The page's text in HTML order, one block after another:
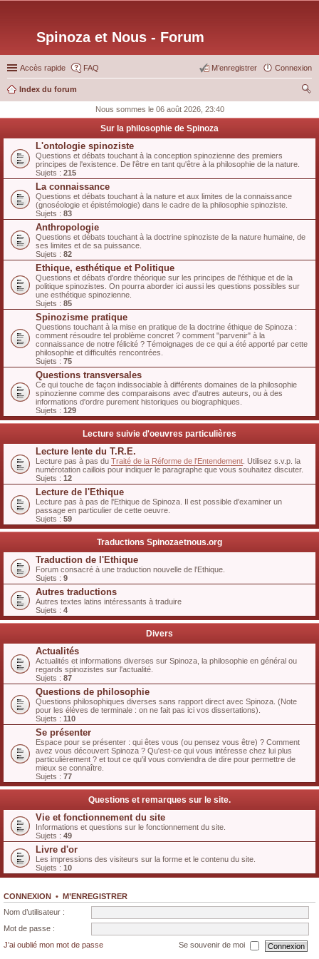
Spinoza et Nous - Forum
Accès rapide FAQ Connexion
M’enregistrer
Index du forum
ch
Nous sommes le 06 août 2026, 23:40
Sur la philosophie de Spinoza
L'ontologie spinoziste
Questions et débats touchant à la conception spinozienne des premiers
principes de l'existence. De l'être en tant qu'être à la philosophie de la nature.
Sujets : 215
La connaissance
Questions et débats touchant à la nature et aux limites de la connaissance
(gnoséologie et épistémologie) dans le cadre de la philosophie spinoziste.
Sujets : 83
Anthropologie
Questions et débats touchant à la doctrine spinoziste de la nature humaine, de
ses limites et de sa puissance.
Sujets : 82
Ethique, esthétique et Politique
Questions et débats d'ordre théorique sur les principes de l'éthique et de la
politique spinozistes. On pourra aborder ici aussi les questions possibles sur
une esthétique spinozienne.
Sujets : 85
Spinozisme pratique
Questions touchant à la mise en pratique de la doctrine éthique de Spinoza :
comment résoudre tel problème concret ? comment "parvenir" à la
connaissance de notre félicité ? Témoignages de ce qui a été apporté par cette
philosophie et difficultés rencontrées.
Sujets : 75
Questions transversales
Ce qui touche de façon indissociable à différents domaines de la philosophie
spinozienne comme des comparaisons avec d'autres auteurs, ou à des
informations d'ordre purement historiques ou biographiques.
Sujets : 129
Lecture suivie d'oeuvres particulières
Lecture lente du T.R.E.
Lecture pas à pas du Traité de la Réforme de l'Entendement . Utilisez s.v.p. la
numérotation caillois pour indiquer le paragraphe que vous souhaitez discuter.
Sujets : 12
Lecture de l'Ethique
Lecture pas à pas de l'Ethique de Spinoza. Il est possible d'examiner un
passage en particulier de cette oeuvre.
Sujets : 59
Traductions Spinozaetnous.org
Traduction de l'Ethique
Forum consacré à une traduction nouvelle de l'Ethique.
Sujets : 9
Autres traductions
Autres textes latins intéressants à traduire
Sujets : 4
Divers
Actualités
Actualités et informations diverses sur Spinoza, la philosophie en général ou
regards spinozistes sur l'actualité.
Sujets : 87
Questions de philosophie
Questions philosophiques diverses sans rapport direct avec Spinoza. (Note
pour les élèves de terminale : on ne fait pas ici vos dissertations).
Sujets : 110
Se présenter
Espace pour se présenter : qui êtes vous (ou pensez vous être) ? Comment
avez vous découvert Spinoza ? Qu'est-ce qui vous intéresse chez lui plus
particulièrement ? et tout ce qu'il vous conviendra de dire pour permettre de
mieux se connaître.
Sujets : 77
Questions et remarques sur le site.
Vie et fonctionnement du site
Informations et questions sur le fonctionnement du site.
Sujets : 49
Livre d'or
Les impressions des visiteurs sur la forme et le contenu du site.
Sujets : 10
CONNEXION • M’ENREGISTRER
Nom d’utilisateur :
Mot de passe :
J’ai oublié mon mot de passe
Se souvenir de moi